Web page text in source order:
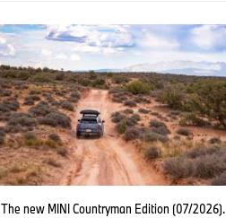
The new MINI Countryman Edition (07/2026).